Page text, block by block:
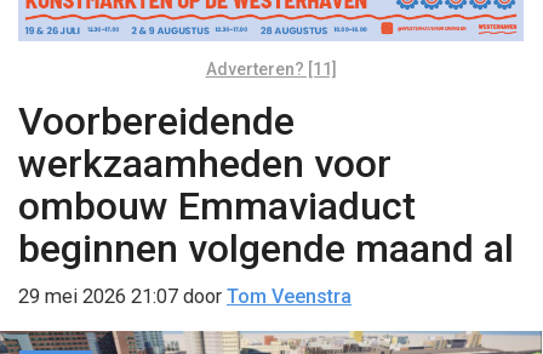
Adverteren? [11]
Voorbereidende
werkzaamheden voor
ombouw Emmaviaduct
beginnen volgende maand al
29 mei 2026 21:07 door Tom Veenstra